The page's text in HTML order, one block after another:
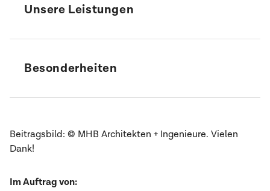
Unsere Leistungen
Klimaverträglichkeitsprüfung
Fachplanung Labortechnik
Besonderheiten
Elektrotechnisches Labor
Beitragsbild: © MHB Architekten + Ingenieure. Vielen
Dank!
Im Auftrag von: